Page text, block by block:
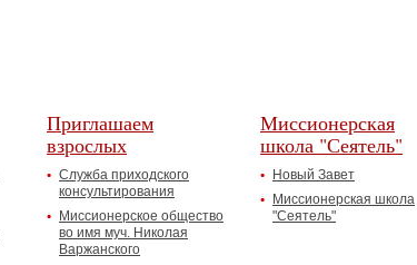
Приглашаем
взрослых
Служба приходского
консультирования
Миссионерское общество
во имя муч. Николая
Варжанского
Миссионерская
школа "Сеятель"
Новый Завет
Миссионерская школа
"Сеятель"